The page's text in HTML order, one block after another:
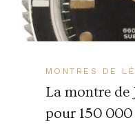
MONTRES DE
La montre de
pour 150